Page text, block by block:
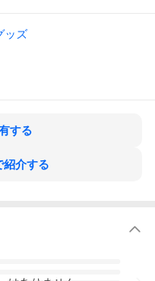
出物、難消化デキストリ
/ 脂質：11.8g
ッズ
する
紹介する